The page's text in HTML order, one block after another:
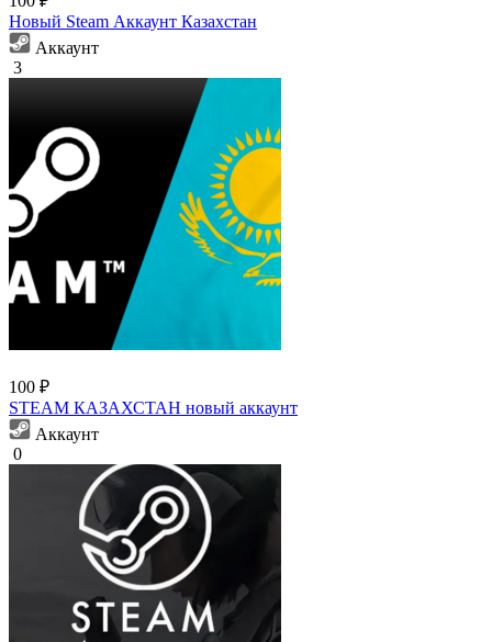
Новый Steam Аккаунт Казахстан
Аккаунт
3
100 ₽
STEAM КАЗАХСТАН новый аккаунт
Аккаунт
0